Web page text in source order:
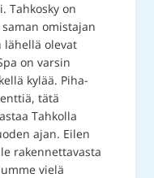
Tahkosky on
omistajan
lähellä olevat
on varsin
kylää. Piha-
tätä
Tahkolla
ajan. Eilen
rakennettavasta
vielä